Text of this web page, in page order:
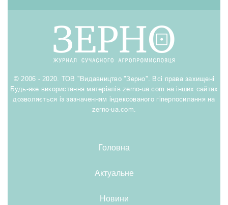
© 2006 - 2020. ТОВ "Видавництво "Зерно". Всі права захищені
Будь-яке використання матеріалів zerno-ua.com на інших сайтах
дозволяється із зазначенням індексованого гіперпосилання на
zerno-ua.com.
Головна
Актуальне
Новини